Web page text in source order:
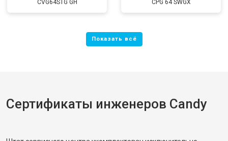
CVG64STG GH CPG 64 SWGX
Сертификаты инженеров Candy